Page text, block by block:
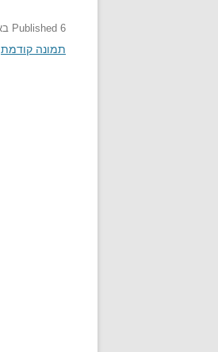
Published 6 באפריל 2013
תמונה קודמת